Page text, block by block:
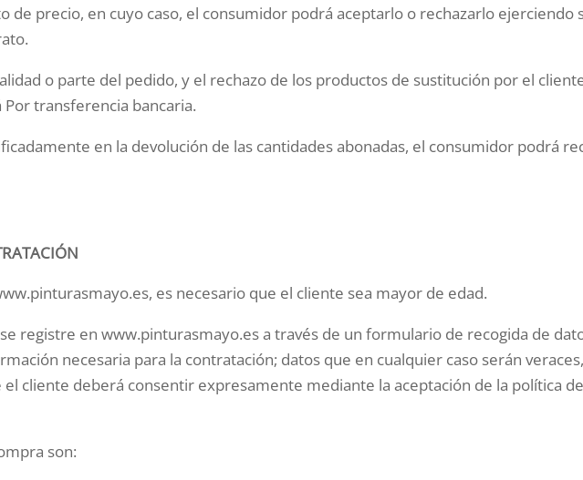
de precio, en cuyo caso, el consumidor podrá aceptarlo o rechazarlo ejerciendo
o parte del pedido, y el rechazo de los productos de sustitución por el
transferencia bancaria.
en la devolución de las cantidades abonadas, el consumidor podrá
es necesario que el cliente sea mayor de edad.
registre en www.pinturasmayo.es a través de un formulario de recogida de
necesaria para la contratación; datos que en cualquier caso serán
cliente deberá consentir expresamente mediante la aceptación de la política
son: